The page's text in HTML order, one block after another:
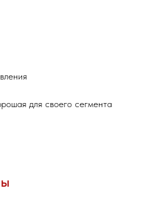
для своего сегмента